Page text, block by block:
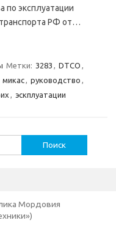
по эксплуатации
РФ от…
Метки: 3283 , DTCO ,
микас, руководство ,
, эскплуатации
Мордовия